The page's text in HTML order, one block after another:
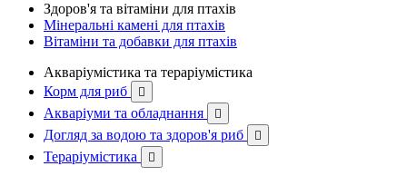
Здоров'я та вітаміни для птахів
Мінеральні камені для птахів
Вітаміни та добавки для птахів
Акваріумістика та тераріумістика
Корм для риб

Акваріуми та обладнання 
Догляд за водою та здоров'я риб 
Тераріумістика 